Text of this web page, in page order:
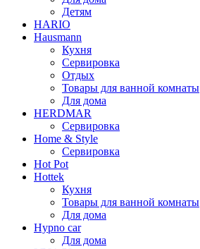
Детям
HARIO
Hausmann
Кухня
Сервировка
Отдых
Товары для ванной комнаты
Для дома
HERDMAR
Сервировка
Home & Style
Сервировка
Hot Pot
Hottek
Кухня
Товары для ванной комнаты
Для дома
Hypno car
Для дома